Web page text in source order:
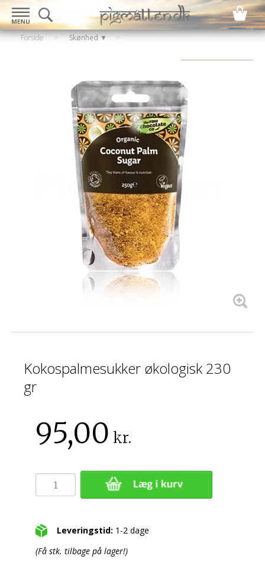
Forside > Skønhed ▼
Kokospalmesukker økologisk 230
gr
95,00 kr.
Leveringstid: 1-2 dage
(Få stk. tilbage på lager!)